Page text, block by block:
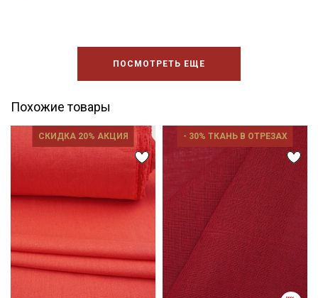
ПОСМОТРЕТЬ ЕЩЕ
Похожие товары
СКИДКА 20% АКЦИЯ - 30% ТКАНЬ В ОТРЕЗАХ